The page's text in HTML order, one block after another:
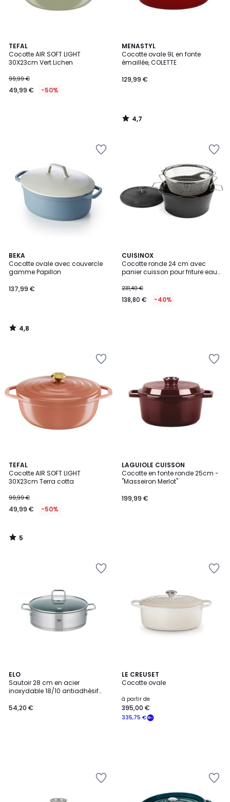
TEFAL
Cocotte AIR SOFT LIGHT
30X23cm Vert Lichen
99,99 €
49,99 € -50%
MENASTYL
Cocotte ovale 9L en fonte
émaillée, COLETTE
129,99 €
4,7
/ 5
4,7
/
BEKA
Cocotte ovale avec couvercle
gamme Papillon
137,99 €
4,8
/ 5
4,8
/
CUISINOX
Cocotte ronde 24 cm avec
panier cuisson pour friture eau
231,40 €
138,80 € -40%
TEFAL
Cocotte AIR SOFT LIGHT
30X23cm Terra cotta
99,99 €
49,99 € -50%
5
/
5
5
/
LAGUIOLE CUISSON
Cocotte en fonte ronde 25cm -
"Masseiron Merlot"
199,99 €
ELO
Sautoir 28 cm en acier
inoxydable 18/10 antiadhésif
54,20 €
LE CREUSET
Cocotte ovale
à partir de
335,75 €
395,00 €